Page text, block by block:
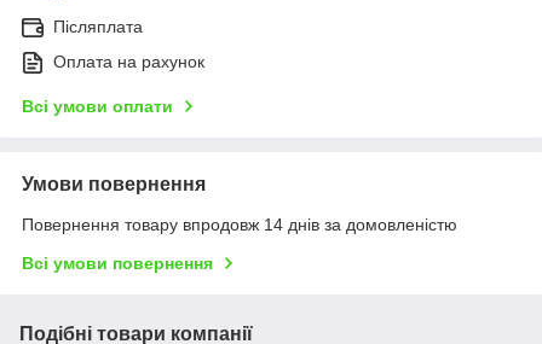
Післяплата
Оплата на рахунок
Всі умови оплати
Умови повернення
Повернення товару впродовж 14 днів за домовленістю
Всі умови повернення
Подібні товари компанії